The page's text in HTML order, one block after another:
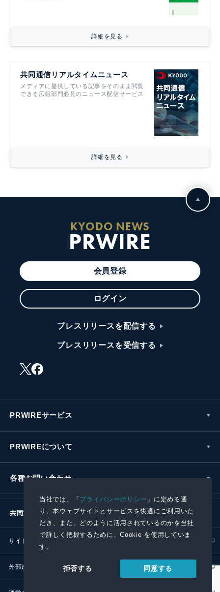
当社では、「プライバシーポリシー 」に定める通
り、本ウェブサイトとサービスを快適にご利用いた
だき、また、どのように活用されているのかを当社
で詳しく把握するために、Cookie を使用していま
す。
拒否する 同意する
詳細を見る
共同通信リアルタイムニュース
メディアに提供している記事をそのまま閲覧
できる広報部門必見のニュース配信サービス
詳細を見る
KYODO NEWS
PRWIRE
会員登録
ログイン
プレスリリースを配信する
プレスリリースを受信する
PRWIREサービス
PRWIREについて
各種お問い合わせ
共同通信社グループ
サイトポリシー
外部送信ポリシー プレスリリース取扱基準